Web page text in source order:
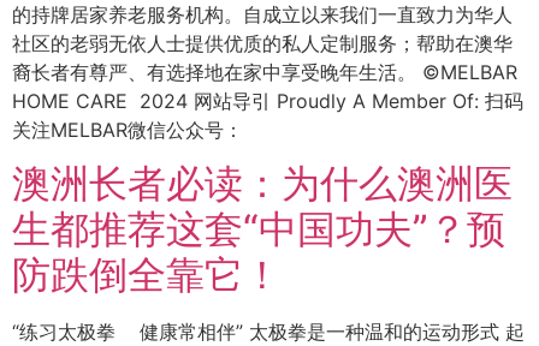
的持牌居家养老服务机构。自成立以来我们一直致力为华人
社区的老弱无依人士提供优质的私人定制服务；帮助在澳华
裔长者有尊严、有选择地在家中享受晚年生活。 ©MELBAR
HOME CARE 2024 网站导引 Proudly A Member Of: 扫码
关注MELBAR微信公众号：
澳洲长者必读：为什么澳洲医
生都推荐这套“中国功夫”？预
防跌倒全靠它！
“练习太极拳 健康常相伴” 太极拳是一种温和的运动形式 起